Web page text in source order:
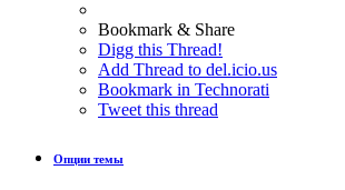
Bookmark & Share
Digg this Thread!
Add Thread to del.icio.us
Bookmark in Technorati
Tweet this thread
Опции темы